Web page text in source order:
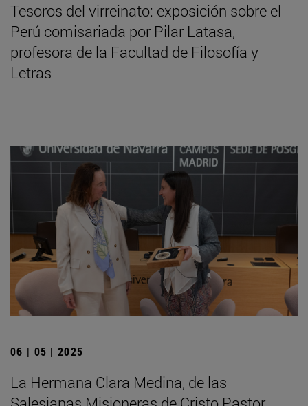
Tesoros del virreinato: exposición sobre el
Perú comisariada por Pilar Latasa,
profesora de la Facultad de Filosofía y
Letras
06 | 05 | 2025
La Hermana Clara Medina, de las